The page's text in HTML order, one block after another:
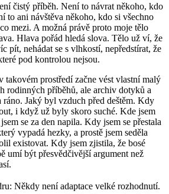
čistý příběh. Není to návrat někoho, kdo
to ani návštěva někoho, kdo si všechno
mezi. A možná právě proto moje tělo
Hlava pořád hledá slova. Tělo už ví, že
pít, nehádat se s vlhkostí, nepředstírat, že
pod kontrolou nejsou.
takovém prostředí začne vést vlastní malý
rodinných příběhů, ale archiv dotyků a
ráno. Jaký byl vzduch před deštěm. Kdy
i když už byly skoro suché. Kde jsem
se za den napila. Kdy jsem se přestala
vypadá hezky, a prostě jsem seděla
existovat. Kdy jsem zjistila, že bosé
umí být přesvědčivější argument než
Někdy není adaptace velké rozhodnutí.